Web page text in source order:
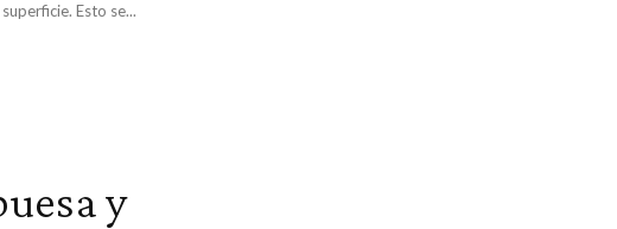
Esto se...
y